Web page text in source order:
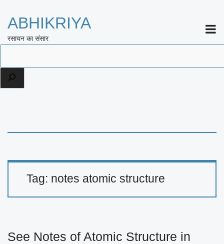
ABHIKRIYA
रसायन का संसार
Tag: notes atomic structure
See Notes of Atomic Structure in